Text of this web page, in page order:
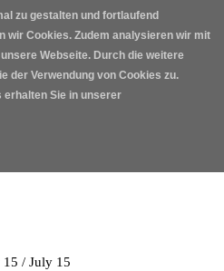
zu gestalten und fortlaufend
wir Cookies. Zudem analysieren wir mit
Webseite. Durch die weitere
der Verwendung von Cookies zu.
erhalten Sie in unserer
15 / July 15